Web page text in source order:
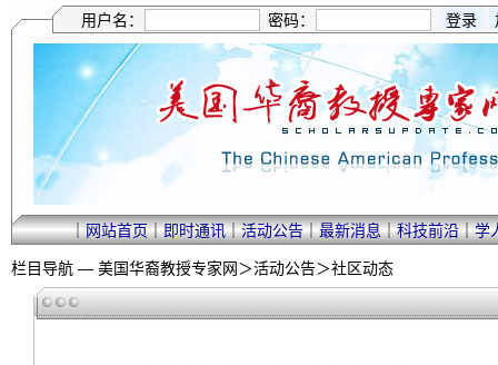
用户名： 密码：
｜网站首页｜即时通讯｜活动公告｜最新消息｜科技前沿｜学
栏目导航 — 美国华裔教授专家网＞活动公告＞社区动态